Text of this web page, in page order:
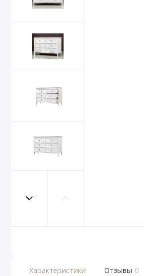
Характеристики Отзывы 0